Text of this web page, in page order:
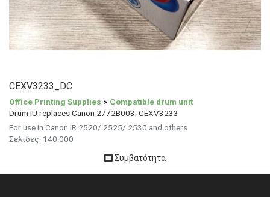
CEXV3233_DC
Office Printing Supplies > Compatible drum unit
Drum IU replaces Canon 2772B003, CEXV3233
For use in Canon IR 2520/ 2525/ 2530 and others
Σελίδες: 140.000
Συμβατότητα